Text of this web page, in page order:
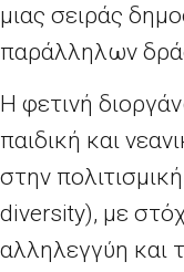
μιας σειράς
παράλληλων
Η φετινή
παιδική και
στην
diversity), με
αλληλεγγύη και